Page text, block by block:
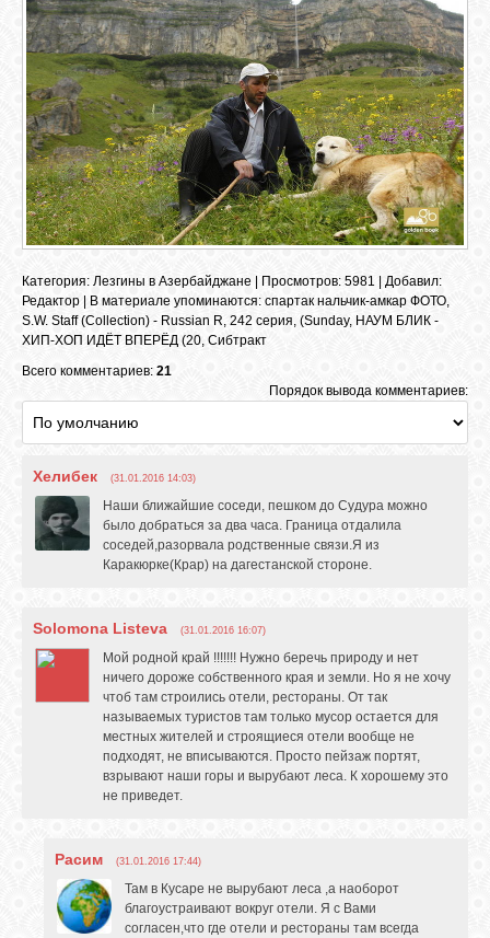
Категория: Лезгины в Азербайджане Просмотров: 5981 | Добавил:
Редактор
В материале упоминаются: спартак нальчик-амкар ФОТО,
S.W. Staff (Collection) - Russian R, 242 серия, (Sunday, НАУМ БЛИК -
ХИП-ХОП ИДЁТ ВПЕРЁД (20, Сибтракт
Всего комментариев: 21
Порядок вывода комментариев:
Хелибек (31.01.2016 14:03)
Наши ближайшие соседи, пешком до Судура можно
было добраться за два часа. Граница отдалила
соседей,разорвала родственные связи.Я из
Каракюрке(Крар) на дагестанской стороне.
Solomona Listeva (31.01.2016 16:07)
Мой родной край !!!!!!! Нужно беречь природу и нет
ничего дороже собственного края и земли. Но я не хочу
чтоб там строились отели, рестораны. От так
называемых туристов там только мусор остается для
местных жителей и строящиеся отели вообще не
подходят, не вписываются. Просто пейзаж портят,
взрывают наши горы и вырубают леса. К хорошему это
не приведет.
Расим (31.01.2016 17:44)
Там в Кусаре не вырубают леса ,а наоборот
благоустраивают вокруг отели. Я с Вами
согласен,что где отели и рестораны там всегда